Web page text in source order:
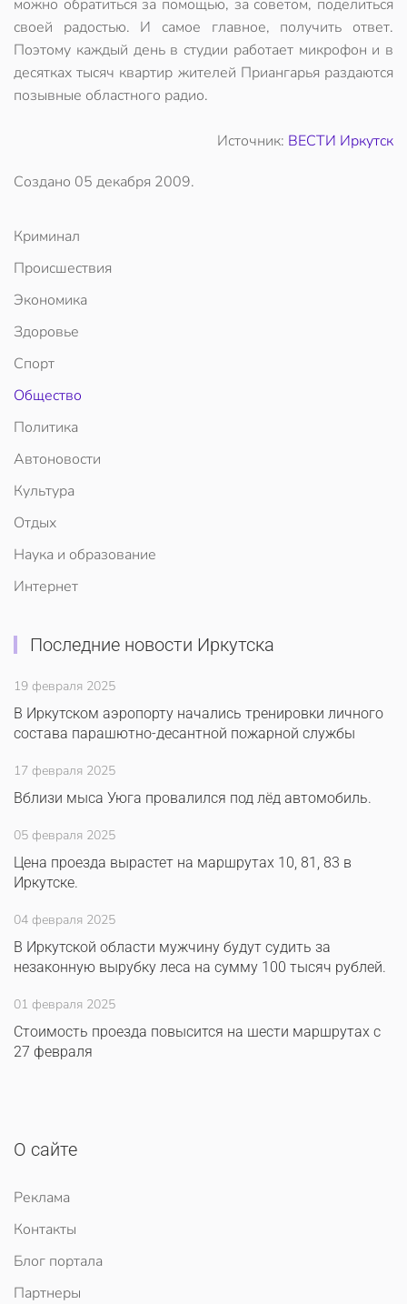
можно обратиться за помощью, за советом, поделиться
своей радостью. И самое главное, получить ответ.
Поэтому каждый день в студии работает микрофон и в
десятках тысяч квартир жителей Приангарья раздаются
позывные областного радио.
Источник: ВЕСТИ Иркутск
Создано 05 декабря 2009.
Криминал
Происшествия
Экономика
Здоровье
Спорт
Общество
Политика
Автоновости
Культура
Отдых
Наука и образование
Интернет
Последние новости Иркутска
19 февраля 2025
В Иркутском аэропорту начались тренировки личного
состава парашютно-десантной пожарной службы
17 февраля 2025
Вблизи мыса Уюга провалился под лёд автомобиль.
05 февраля 2025
Цена проезда вырастет на маршрутах 10, 81, 83 в
Иркутске.
04 февраля 2025
В Иркутской области мужчину будут судить за
незаконную вырубку леса на сумму 100 тысяч рублей.
01 февраля 2025
Стоимость проезда повысится на шести маршрутах с
27 февраля
О сайте
Реклама
Контакты
Блог портала
Партнеры